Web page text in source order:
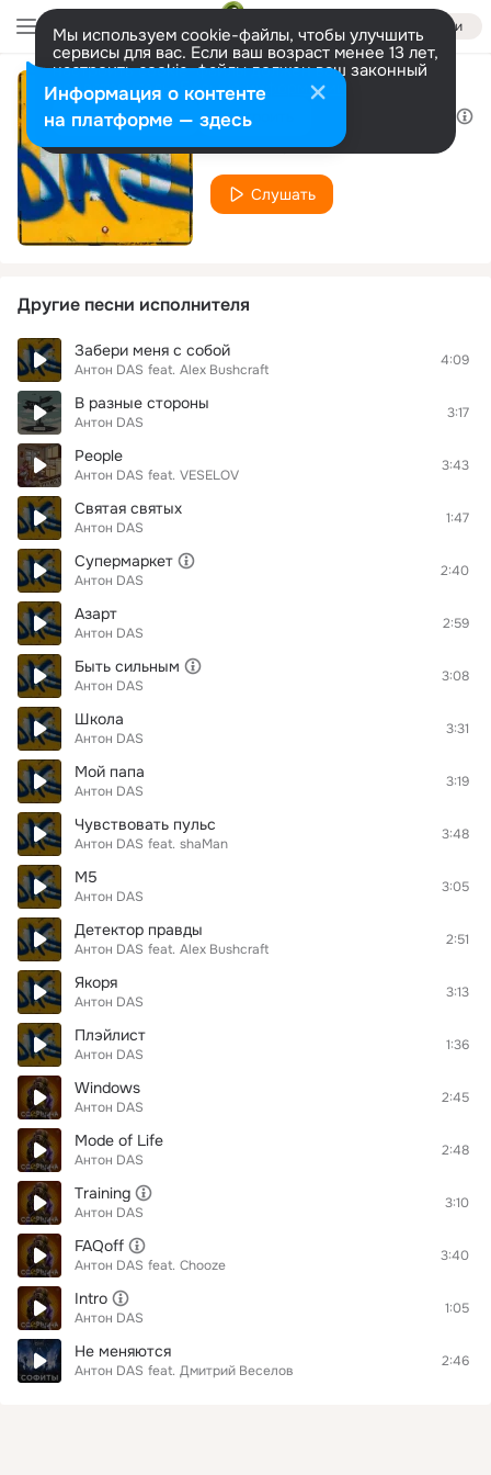
Войти
Мы используем cookie-файлы, чтобы улучшить
сервисы для вас. Если ваш возраст менее 13 лет,
настроить cookie-файлы должен ваш законный
представитель. Больше информации
Разрешить все Настроить
Антон DAS
Слушать
Другие песни исполнителя
Забери меня с собой
Антон DAS feat. Alex Bushcraft
4:09
В разные стороны
Антон DAS
3:17
People
Антон DAS feat. VESELOV
3:43
Святая святых
Антон DAS
1:47
Супермаркет
Антон DAS
2:40
Азарт
Антон DAS
2:59
Быть сильным
Антон DAS
3:08
Школа
Антон DAS
3:31
Мой папа
Антон DAS
3:19
Чувствовать пульс
Антон DAS feat. shaMan
3:48
М5
Антон DAS
3:05
Детектор правды
Антон DAS feat. Alex Bushcraft
2:51
Якоря
Антон DAS
3:13
Плэйлист
Антон DAS
1:36
Windows
Антон DAS
2:45
Mode of Life
Антон DAS
2:48
Training
Антон DAS
3:10
FAQoff
Антон DAS feat. Chooze
3:40
Intro
Антон DAS
1:05
Не меняются
Антон DAS feat. Дмитрий Веселов
2:46
Информация о контенте
на платформе — здесь